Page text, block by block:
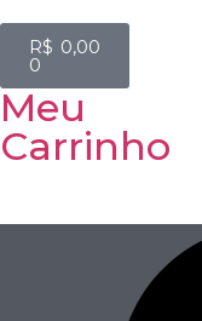
R$ 0,00
0
Meu
Carrinho